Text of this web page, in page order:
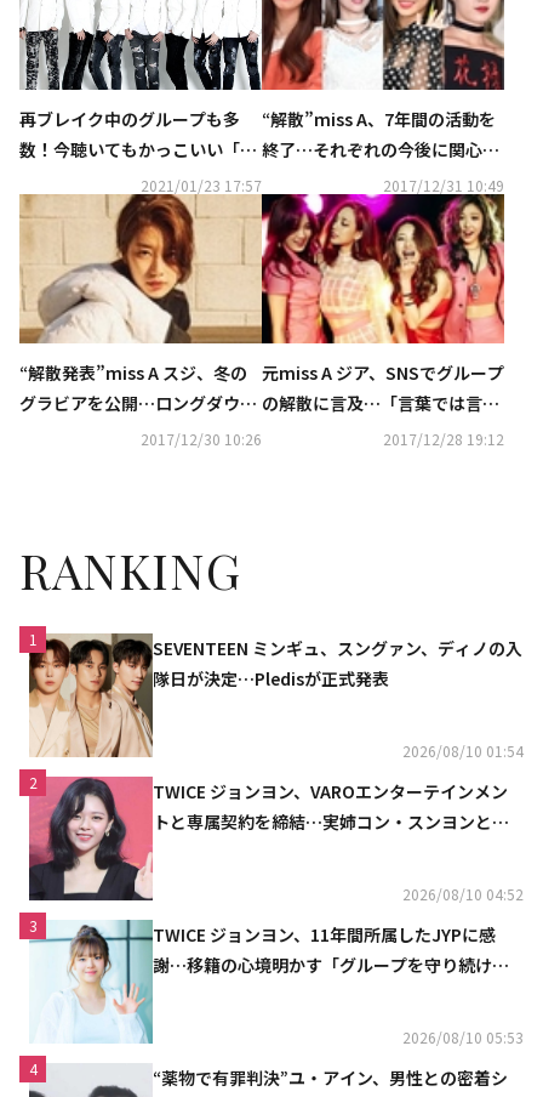
再ブレイク中のグループも多
数！今聴いてもかっこいい「第
2世代＆2.5世代アイドル」とは
2021/01/23 17:57
“解散”miss A、7年間の活動を
終了…それぞれの今後に関心集
2017/12/31 10:49
“解散発表”miss A スジ、冬の
グラビアを公開…ロングダウン
もスタイリッシュに2017/12/30 10:26
元miss A ジア、SNSでグループ
の解散に言及…「言葉では言い
2017/12/28 19:12
RANKING
1
SEVENTEEN ミンギュ、スングァン、ディノの入
隊日が決定…Pledisが正式発表
2026/08/10 01:54
2
TWICE ジョンヨン、VAROエンターテインメン
トと専属契約を締結…実姉コン・スンヨンと同
2026/08/10 04:52
3
TWICE ジョンヨン、11年間所属したJYPに感
謝…移籍の心境明かす「グループを守り続け
2026/08/10 05:53
4
“薬物で有罪判決”ユ・アイン、男性との密着シ